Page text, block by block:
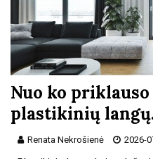
Nuo ko
plastikinių
Renata Nekrošienė 2026-